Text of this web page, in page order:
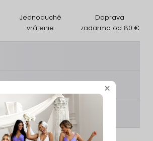
Jednoduché
vrátenie
Doprava
zadarmo od 80 €
×